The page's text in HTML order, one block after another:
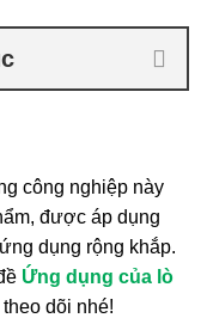
công nghiệp này
được áp dụng
dụng rộng khắp.
Ứng dụng của lò
dõi nhé!